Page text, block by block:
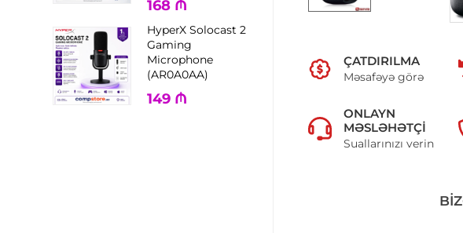
168 ₼
HyperX Solocast 2
Gaming
Microphone
(AR0A0AA)
149 ₼
ÇATDIRILMA
Məsafəyə görə
ONLAYN
MƏSLƏHƏTÇI
Suallarınızı verin